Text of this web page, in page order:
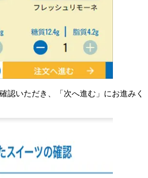
認いただき、「次へ進む」にお進みく